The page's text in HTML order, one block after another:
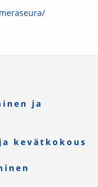
ja
kevätkokous